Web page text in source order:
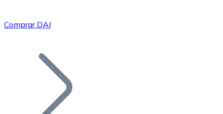
Bitcoin
Comprar DAI